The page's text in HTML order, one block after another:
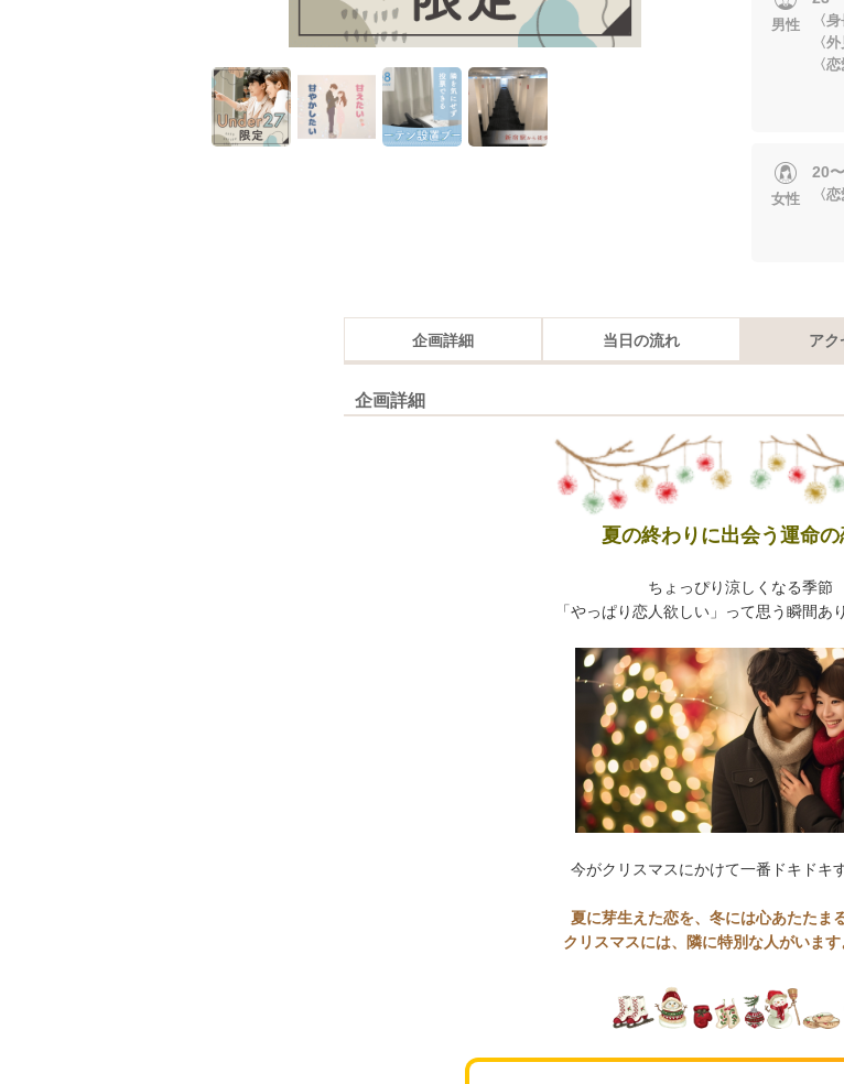
男性
〈
〈
〈
女性
20
〈
企画詳細 当日の流れ アク
企画詳細
夏の終わりに出会う運命
ちょっぴり涼しくなる季節
「やっぱり恋人欲しい」って思う瞬間あ
今がクリスマスにかけて一番ドキドキ
夏に芽生えた恋を、冬には心あたたま
クリスマスには、隣に特別な人がいま